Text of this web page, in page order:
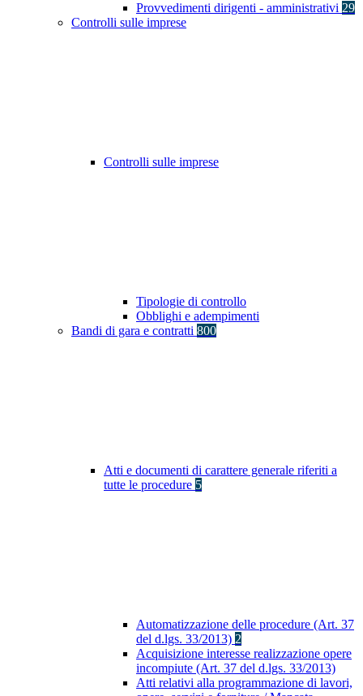
Provvedimenti dirigenti - amministrativi 29
Controlli sulle imprese
Controlli sulle imprese
Tipologie di controllo
Obblighi e adempimenti
Bandi di gara e contratti 800
Atti e documenti di carattere generale riferiti a
tutte le procedure 5
Automatizzazione delle procedure (Art. 37
del d.lgs. 33/2013) 2
Acquisizione interesse realizzazione opere
incompiute (Art. 37 del d.lgs. 33/2013)
Atti relativi alla programmazione di lavori,